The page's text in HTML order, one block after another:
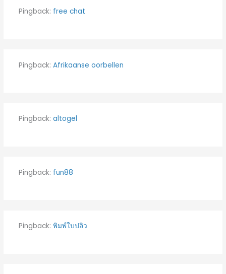
Pingback: free chat
Pingback: Afrikaanse oorbellen
Pingback: altogel
Pingback: fun88
Pingback: พิมพ์ใบปลิว